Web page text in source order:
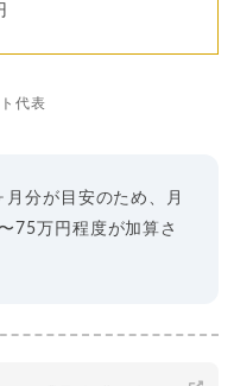
代表
分が目安のため、月
75万円程度が加算さ